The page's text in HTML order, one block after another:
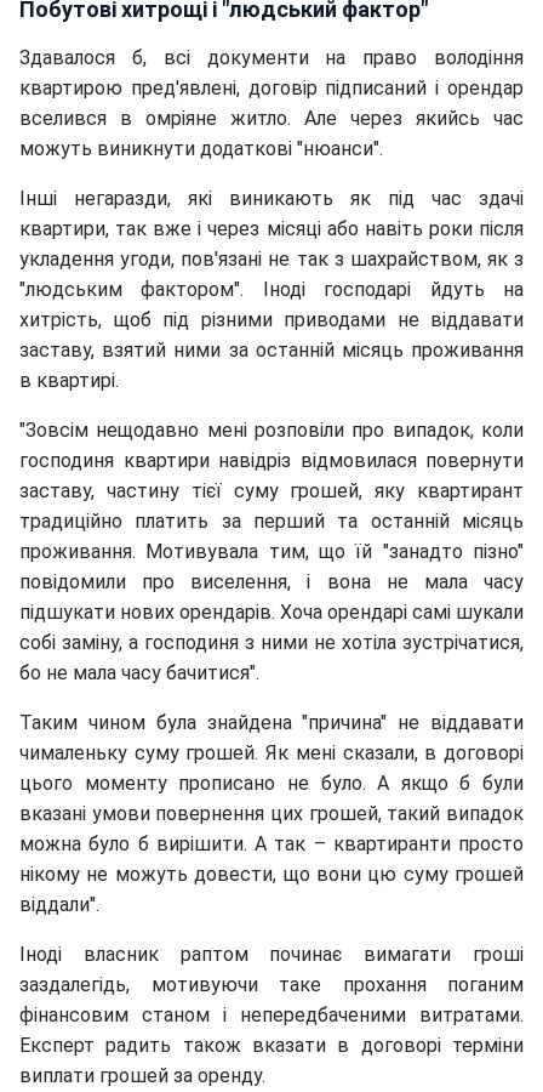
Побутовіхитрощі і "людський фактор"
Здавалося б, всі документи на право володіння
квартирою пред'явлені, договір підписаний і орендар
вселився в омріяне житло. Але через якийсь час
можуть виникнути додаткові "нюанси".
Інші негаразди, які виникають як під час здачі
квартири, так вже і через місяці або навіть роки після
укладення угоди, пов'язані не так з шахрайством, як з
"людським фактором". Іноді господарі йдуть на
хитрість, щоб під різними приводами не віддавати
заставу, взятий ними за останній місяць проживання
в квартирі.
"Зовсім нещодавно мені розповіли про випадок, коли
господиня квартири навідріз відмовилася повернути
заставу, частину тієї суму грошей, яку квартирант
традиційно платить за перший та останній місяць
проживання. Мотивувала тим, що їй "занадто пізно"
повідомили про виселення, і вона не мала часу
підшукати нових орендарів. Хоча орендарі самі шукали
собі заміну, а господиня з ними не хотіла зустрічатися,
бо не мала часу бачитися".
Таким чином була знайдена "причина" не віддавати
чималеньку суму грошей. Як мені сказали, в договорі
цього моменту прописано не було. А якщо б були
вказані умови повернення цих грошей, такий випадок
можна було б вирішити. А так – квартиранти просто
нікому не можуть довести, що вони цю суму грошей
віддали".
Іноді власник раптом починає вимагати гроші
заздалегідь, мотивуючи таке прохання поганим
фінансовим станом і непередбаченими витратами.
Експерт радить також вказати в договорі терміни
виплати грошей за оренду.